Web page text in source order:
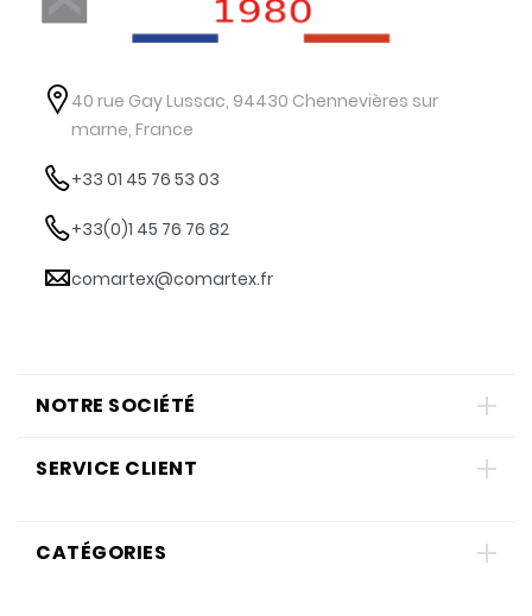
40 rue Gay Lussac, 94430 Chennevières sur
marne, France
+33 01 45 76 53 03
+33(0)1 45 76 76 82
comartex@comartex.fr
NOTRE SOCIÉTÉ
SERVICE CLIENT
CATÉGORIES